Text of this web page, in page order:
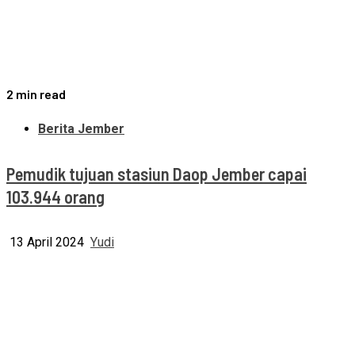
2 min read
Berita Jember
Pemudik tujuan stasiun Daop Jember capai
103.944 orang
13 April 2024 Yudi